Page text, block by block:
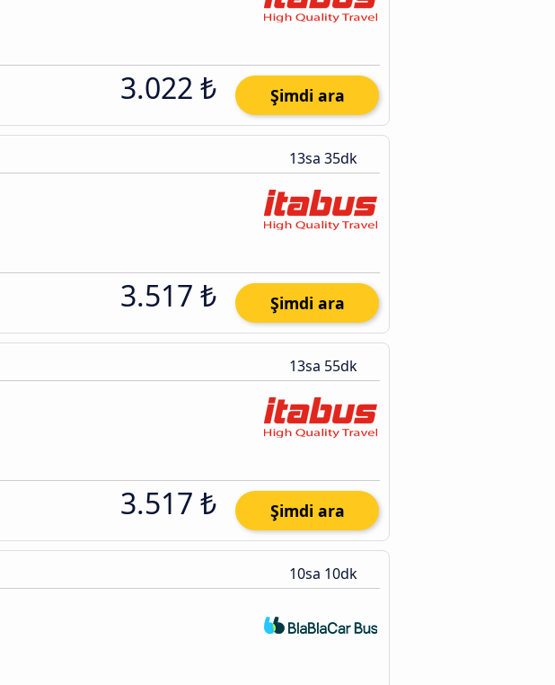
3.022 ₺ Şimdi ara
13sa 35dk
3.517 ₺ Şimdi ara
13sa 55dk
3.517 ₺ Şimdi ara
10sa 10dk